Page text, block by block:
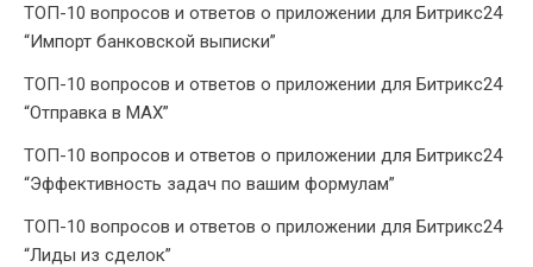
ТОП-10 вопросов и ответов о приложении для Битрикс24
“Импорт банковской выписки”
ТОП-10 вопросов и ответов о приложении для Битрикс24
“Отправка в МАХ”
ТОП-10 вопросов и ответов о приложении для Битрикс24
“Эффективность задач по вашим формулам”
ТОП-10 вопросов и ответов о приложении для Битрикс24
“Лиды из сделок”